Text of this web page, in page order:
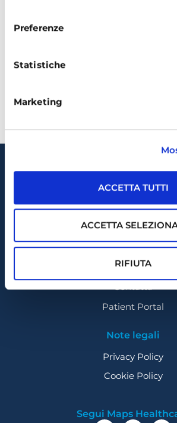
Preferenze
Statistiche
Marketing
ACCETTA TUTTI
ACCETTA
RIFIUTA
come spiegato nella
Piattaforma
Zerocoda®
Contatta
Patient Portal
Note legali
Privacy Policy
Cookie Policy
Segui Maps